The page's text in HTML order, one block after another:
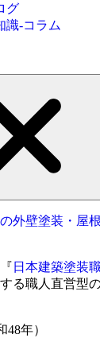
グ
識-コラム
日本建築塗装
る職人直営型
年）